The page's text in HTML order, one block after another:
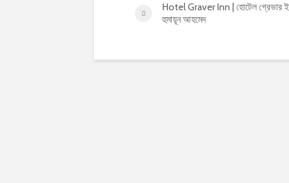
Hotel Graver Inn | হোটেল গ্রেভার
হুমায়ূন আহমেদ